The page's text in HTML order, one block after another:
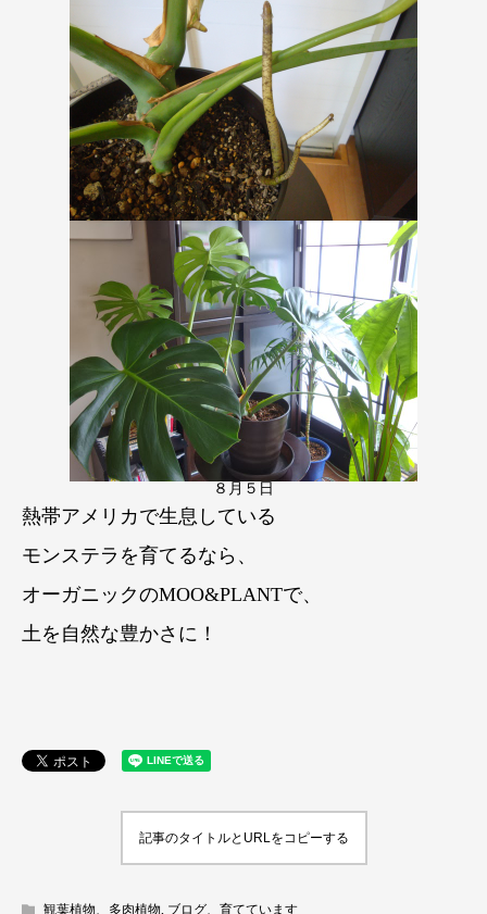
８月５日
熱帯アメリカで生息している
モンステラを育てるなら、
オーガニックのMOO&PLANTで、
土を自然な豊かさに！
記事のタイトルとURLをコピーする
観葉植物、多肉植物, ブログ、育てています